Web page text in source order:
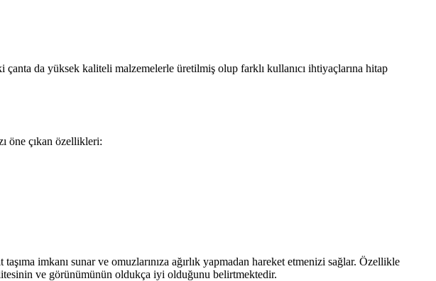
da yüksek kaliteli malzemelerle üretilmiş olup farklı kullanıcı ihtiyaçlarına hitap
öne çıkan özellikleri:
imkanı sunar ve omuzlarınıza ağırlık yapmadan hareket etmenizi sağlar. Özellikle
ve görünümünün oldukça iyi olduğunu belirtmektedir.